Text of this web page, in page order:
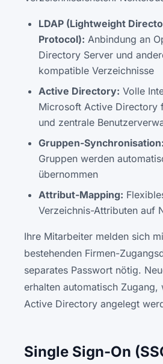
LDAP (Lightweight
Protocol): Anbindung an
Directory Server und
kompatible Verzeichnisse
Active Directory: Volle
Microsoft Active Directory
und zentrale
Gruppen-Synchronisation:
Gruppen werden
übernommen
Attribut-Mapping:
Verzeichnis-Attributen auf
Ihre Mitarbeiter melden sich
bestehenden Firmen-
separates Passwort nötig.
erhalten automatisch Zugang,
Active Directory angelegt
Single Sign-On